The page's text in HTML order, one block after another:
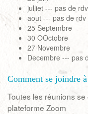
julliet --- pas de rdv
aout --- pas de rdv
25 Septembre
30 OOctobre
27 Novembre
Decembre --- pas
Comment se joindre
Toutes les réunions
plateforme Zoom